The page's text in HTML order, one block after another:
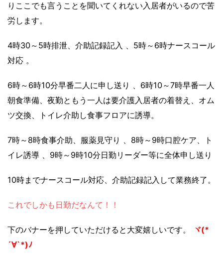
りここでも言うことを聞いてくれない入居者がいるので苦
労します。
4時30～5時排泄、介助記録記入 、5時～6時ナースコール
対応 。
6時～6時10分早番二人に申し送り 、6時10～7時早番一人
朝食準備、夜勤ともう一人は要介護入居者の着替え、オム
ツ交換、トイレ介助し食事フロアに誘導。
7時～8時食事介助、服薬見守り 、8時～9時口腔ケア、ト
イレ誘導 、9時～9時10分日勤リーダー等に全体申し送り
10時までナースコール対応、介助記録記入して業務終了。
これでしかも日勤だなんて！！
下のバナーを押していただけると大変嬉しいです。
ヾ(*
´∀`*)ﾉ